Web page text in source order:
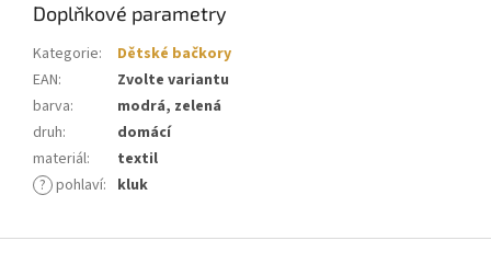
Doplňkové parametry
Kategorie:
Dětské bačkory
EAN:
Zvolte variantu
barva:
modrá, zelená
druh:
domácí
materiál:
textil
? pohlaví: kluk